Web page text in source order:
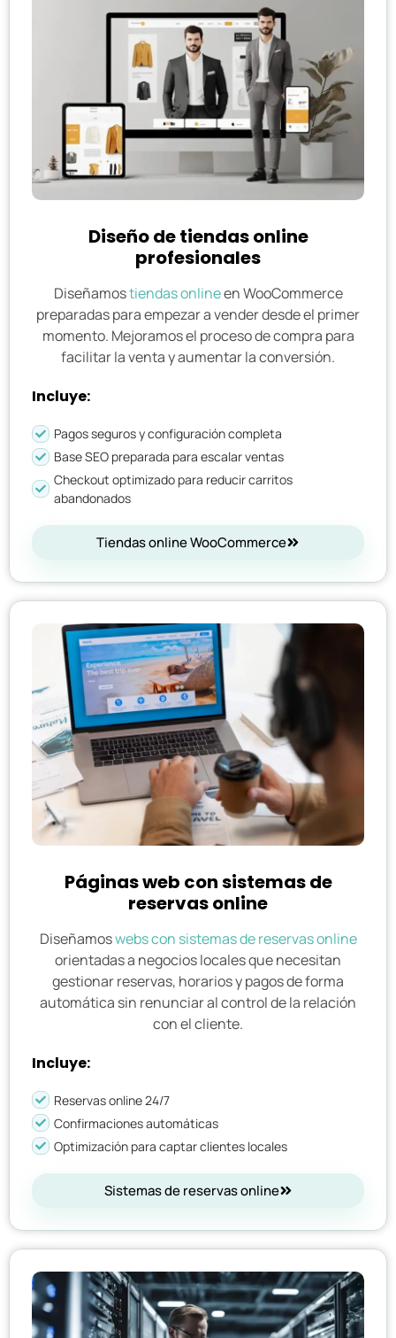
Diseño de tiendas online
profesionales
Diseñamostiendas onlineen WooCommerce
preparadas para empezar a vender desde el primer
momento. Mejoramos el proceso de compra para
facilitar la venta y aumentar la conversión.
Incluye:
Pagos seguros y configuración completa
Base SEO preparada para escalar ventas
Checkout optimizado para reducir carritos
abandonados
Tiendas online WooCommerce
Páginas web con sistemas de
reservas online
Diseñamoswebs con sistemas de reservas online
orientadas a negocios locales que necesitan
gestionar reservas, horarios y pagos de forma
automática sin renunciar al control de la relación
con el cliente.
Incluye:
Reservas online 24/7
Confirmaciones automáticas
Optimización para captar clientes locales
Sistemas de reservas online